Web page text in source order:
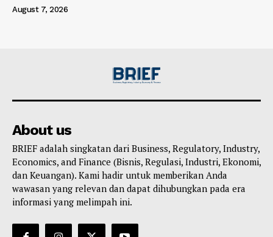
August 7, 2026
About us
BRIEF adalah singkatan dari Business, Regulatory, Industry,
Economics, and Finance (Bisnis, Regulasi, Industri, Ekonomi,
dan Keuangan). Kami hadir untuk memberikan Anda
wawasan yang relevan dan dapat dihubungkan pada era
informasi yang melimpah ini.